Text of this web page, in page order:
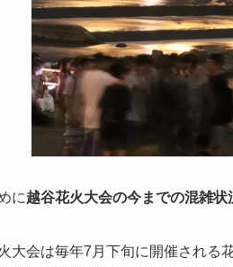
に越谷花火大会の今までの混雑状
大会は毎年7月下旬に開催される